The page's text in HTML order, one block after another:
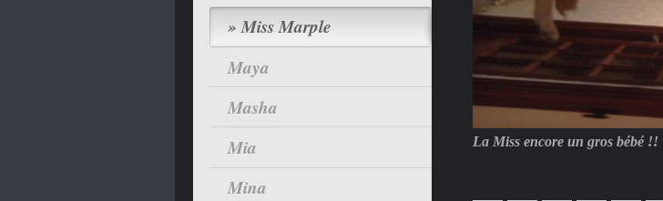
La Miss encore un gros bébé !!
Miss Marple
Maya
Masha
Mia
Mina